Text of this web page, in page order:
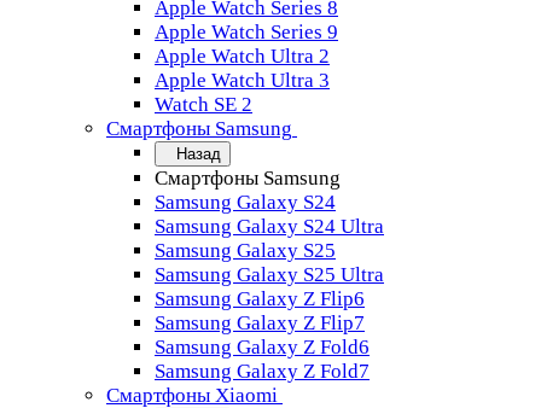
Apple Watch Series 8
Apple Watch Series 9
Apple Watch Ultra 2
Apple Watch Ultra 3
Watch SE 2
Смартфоны Samsung
Назад
Смартфоны Samsung
Samsung Galaxy S24
Samsung Galaxy S24 Ultra
Samsung Galaxy S25
Samsung Galaxy S25 Ultra
Samsung Galaxy Z Flip6
Samsung Galaxy Z Flip7
Samsung Galaxy Z Fold6
Samsung Galaxy Z Fold7
Смартфоны Xiaomi